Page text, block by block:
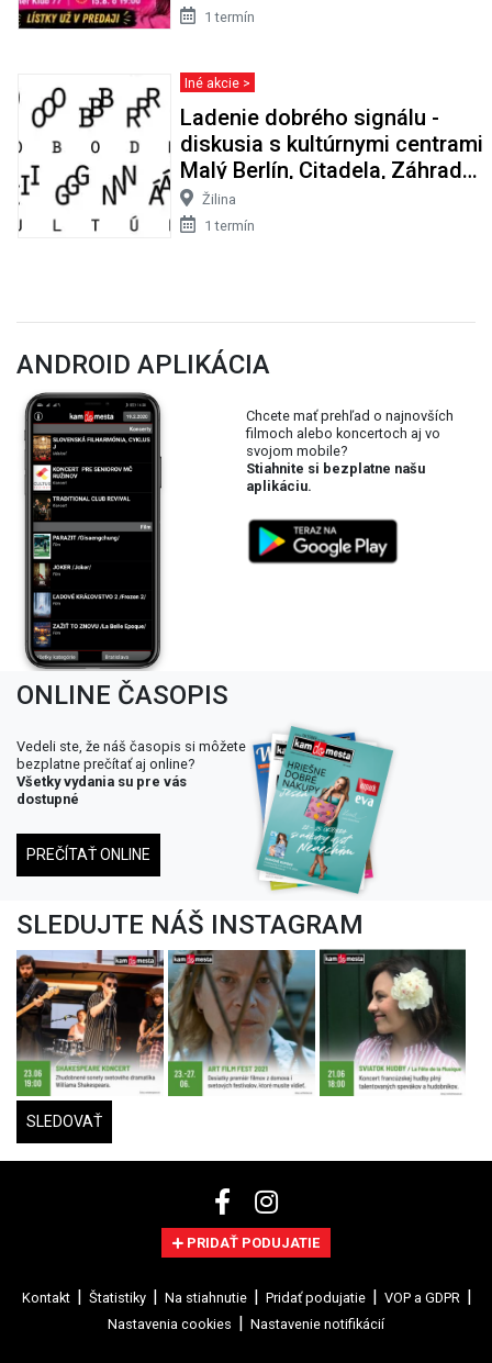
1 termín
Iné akcie >
Ladenie dobrého signálu -
diskusia s kultúrnymi centrami
Malý Berlín, Citadela, Záhrada
a Podivný barón
Žilina
1 termín
ANDROID APLIKÁCIA
Chcete mať prehľad o najnovších
filmoch alebo koncertoch aj vo
svojom mobile?
Stiahnite si bezplatne našu
aplikáciu.
ONLINE ČASOPIS
Vedeli ste, že náš časopis si môžete
bezplatne prečítať aj online?
Všetky vydania su pre vás
dostupné
PREČÍTAŤ ONLINE
SLEDUJTE NÁŠ INSTAGRAM
SLEDOVAŤ
PRIDAŤ PODUJATIE
Kontakt Štatistiky Na stiahnutie Pridať podujatie
VOP a GDPR
Nastavenia cookies
Nastavenie notifikácií